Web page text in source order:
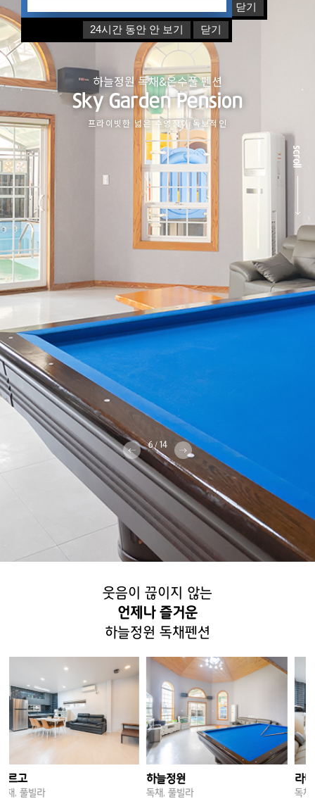
닫기
24시간 동안 안 보기 닫기
scroll
하늘정원 독채&온수풀 펜션
Sky Garden Pension
프라이빗한 넓은 수영장이 독보적인
7 / 14
웃음이 끊이지 않는
언제나 즐거운
하늘정원 독채펜션
라비앙
독채, 풀빌라
라르고
독채, 풀빌라